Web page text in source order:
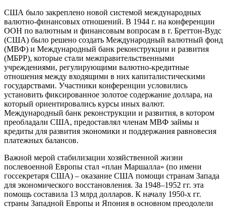
США было закреплено новой системой международных
валютно-финансовых отношений. В 1944 г. на конференции
ООН по валютным и финансовым вопросам в г. Бреттон-Вудс
(США) было решено создать Международный валютный фонд
(МВФ) и Международный банк реконструкции и развития
(МБРР), которые стали межправительственными
учреждениями, регулирующими валютно-кредитные
отношения между входящими в них капиталистическими
государствами. Участники конференции условились
установить фиксированное золотое содержание доллара, на
который ориентировались курсы иных валют.
Международный банк реконструкции и развития, в котором
преобладали США, предоставлял членам МВФ займы и
кредиты для развития экономики и поддержания равновесия
платежных балансов.
Важной мерой стабилизации хозяйственной жизни
послевоенной Европы стал «план Маршалла» (по имени
госсекретаря США) – оказание США помощи странам Запада
для экономического восстановления. За 1948–1952 гг. эта
помощь составила 13 млрд долларов. К началу 1950-х гг.
страны Западной Европы и Япония в основном преодолели